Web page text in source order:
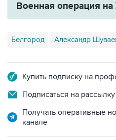
Военная операция на
Белгород Александр
Купить подписку на
Подписаться на
Получать оперативные
канале